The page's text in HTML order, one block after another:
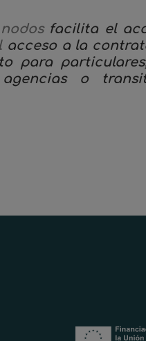
facilita el
acceso a la
para particulares,
agencias o